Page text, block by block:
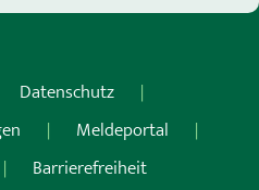
Datenschutz
Meldeportal
Barrierefreiheit